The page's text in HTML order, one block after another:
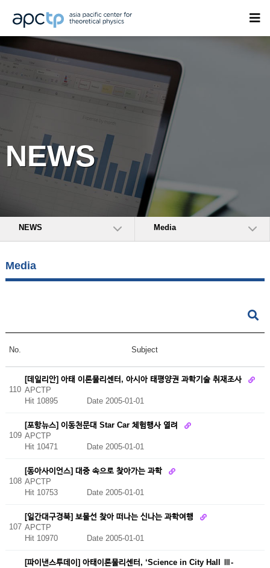
NEWS
NEWS Media
Media
No. Subject
110
[데일리안] 아태 이론물리센터, 아시아 태평양권 과학기술 취재조사
APCTP
Hit 10895
Date 2005-01-01
109
[포항뉴스] 이동천문대 Star Car 체험행사 열려
APCTP
Hit 10471
Date 2005-01-01
108
[동아사이언스] 대중 속으로 찾아가는 과학
APCTP
Hit 10753
Date 2005-01-01
107
[일간대구경북] 보물선 찾아 떠나는 신나는 과학여행
APCTP
Hit 10970
Date 2005-01-01
[파이낸스투데이] 아태이론물리센터, ‘Science in City Hall Ⅲ-